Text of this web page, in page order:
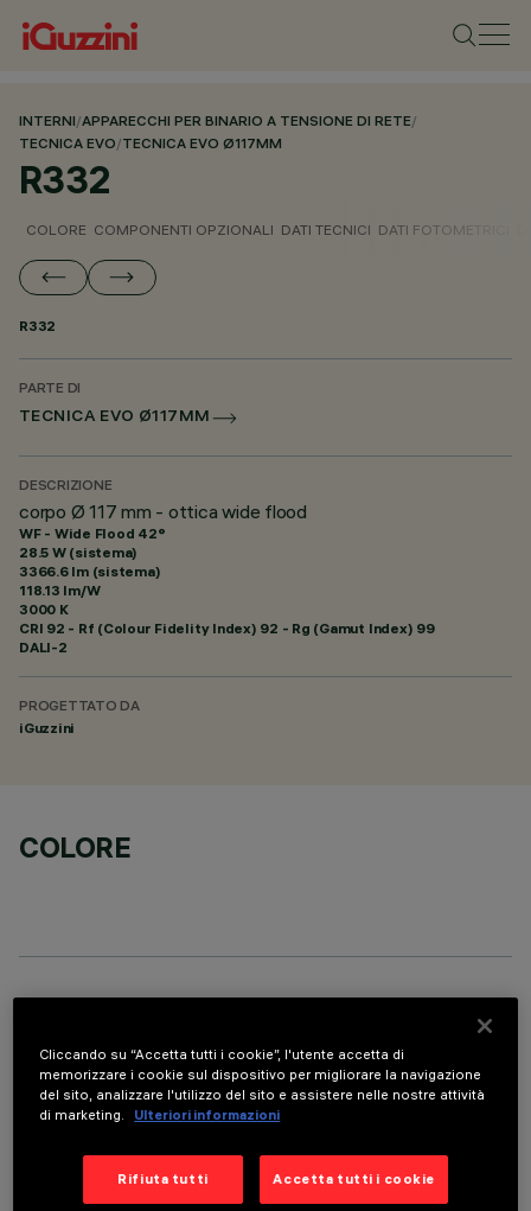
INTERNI/APPARECCHI PER BINARIO A TENSIONE DI RETE/
TECNICA EVO/TECNICA EVO Ø117MM
R332
COLORE COMPONENTI OPZIONALI DATI TECNICI DATI FOTOMETRICI
R332
PARTE DI
TECNICA EVO Ø117MM
DESCRIZIONE
corpo Ø 117 mm - ottica wide flood
WF - Wide Flood 42°
28.5 W (sistema)
3366.6 lm (sistema)
118.13 lm/W
3000 K
CRI 92 - Rf (Colour Fidelity Index) 92 - Rg (Gamut Index) 99
DALI-2
PROGETTATO DA
iGuzzini
COLORE
DATI TECNICI
Cliccando su “Accetta tutti i cookie”, l'utente accetta di
memorizzare i cookie sul dispositivo per migliorare la navigazione
del sito, analizzare l'utilizzo del sito e assistere nelle nostre attività
di marketing.
Ulteriori informazioni
Rifiuta tutti Accetta tutti i cookie